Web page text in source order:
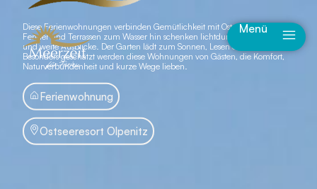
Menü
Diese Ferienwohnungen verbinden Gemütlichkeit mit Ostseenähe. Große
Fenster und Terrassen zum Wasser hin schenken lichtdurchflutete Räume
und weite Ausblicke. Der Garten lädt zum Sonnen, Lesen oder Grillen ein.
Besonders geschätzt werden diese Wohnungen von Gästen, die Komfort,
Naturverbundenheit und kurze Wege lieben.
Ferienwohnung
Ostseeresort Olpenitz